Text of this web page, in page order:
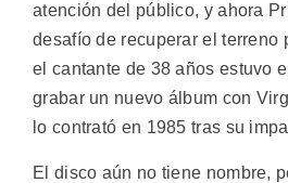
atención del público, y ahora
desafío de recuperar el terreno
el cantante de 38 años estuvo
grabar un nuevo álbum con
lo contrató en 1985 tras su
El disco aún no tiene nombre,